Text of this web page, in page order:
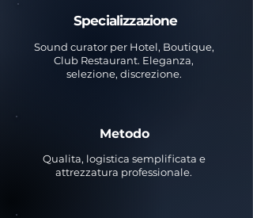
Specializzazione
Sound curator per Hotel, Boutique,
Club Restaurant. Eleganza,
selezione, discrezione.
Metodo
Qualita, logistica semplificata e
attrezzatura professionale.